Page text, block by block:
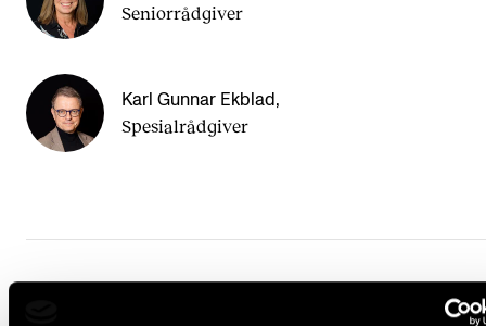
Gjennomføre konserter og arrangementer
Markedsføring, program og plakat
Låne utstyr – lyd, lys og video
Konsertopptak
Aktuelle saker
Seniorrådgiver
Karl Gunnar Ekblad ,
Spesialrådgiver